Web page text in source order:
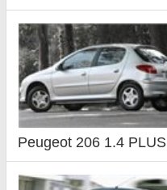
Peugeot 206 1.4 PLUS